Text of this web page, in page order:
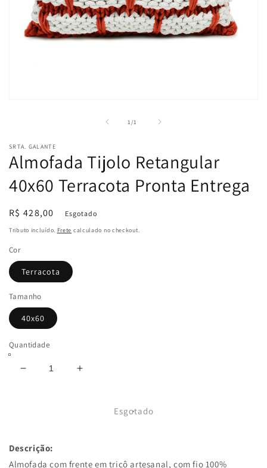
modal
1 /
de1
SRTA. GALANTE
Almofada Tijolo Retangular
40x60 Terracota Pronta Entrega
Preço
normal
R$ 428,00 Esgotado
Tributo incluído. Frete calculado no checkout.
Cor
Terracota
Tamanho
40x60
Quantidade
Diminuir
Retangular
40x60
Aumentar
40x60
Esgotado
Descrição:
Almofada com frente em tricô artesanal, com fio 100%